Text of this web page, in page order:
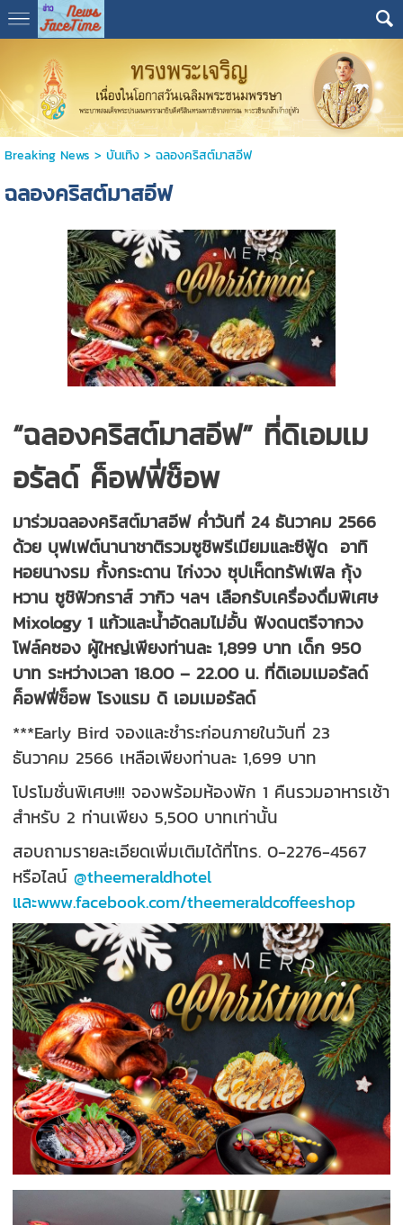
Breaking News > บันเทิง> ฉลองคริสต์มาสอีฟ
ฉลองคริสต์มาสอีฟ
“ฉลองคริสต์มาสอีฟ” ที่ดิเอมเม
อรัลด์ ค็อฟฟี่ช็อพ
มาร่วมฉลองคริสต์มาสอีฟ ค่ำวันที่ 24 ธันวาคม 2566
ด้วย บุฟเฟต์นานาชาติรวมซูชิพรีเมียมและซีฟู้ด อาทิ
หอยนางรม กั้งกระดาน ไก่งวง ซุปเห็ดทรัฟเฟิล กุ้ง
หวาน ซูชิฟัวกราส์ วากิว ฯลฯ เลือกรับเครื่องดื่มพิเศษ
Mixology 1 แก้วและน้ำอัดลมไม่อั้น ฟังดนตรีจากวง
โฟล์คซอง ผู้ใหญ่เพียงท่านละ 1,899 บาท เด็ก 950
บาท ระหว่างเวลา 18.00 – 22.00 น. ที่ดิเอมเมอรัลด์
ค็อฟฟี่ช็อพ โรงแรม ดิ เอมเมอรัลด์
***Early Bird จองและชำระก่อนภายในวันที่ 23
ธันวาคม 2566 เหลือเพียงท่านละ 1,699 บาท
โปรโมชั่นพิเศษ!!! จองพร้อมห้องพัก 1 คืนรวมอาหารเช้า
สำหรับ 2 ท่านเพียง 5,500 บาทเท่านั้น
สอบถามรายละเอียดเพิ่มเติมได้ที่โทร. 0-2276-4567
หรือไลน์ @theemeraldhotel
และwww.facebook.com/theemeraldcoffeeshop